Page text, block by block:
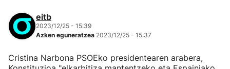
eitb
2023/12/25 - 15:39
Azken eguneratzea 2023/12/25 - 15:37
Cristina Narbona PSOEko presidentearen arabera,